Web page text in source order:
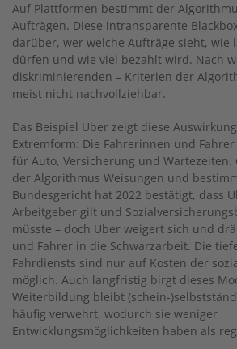
Auf Plattformen bestimmt der
Aufträgen. Diese intransparente
darüber, wer welche Aufträge sieht, wie
dürfen und wie viel bezahlt wird. Nach
diskriminierenden – Kriterien der
meist nicht nachvollziehbar.
Das Beispiel Uber zeigt diese
Extremform: Die Fahrerinnen und
für Auto, Versicherung und
der Algorithmus Weisungen und
Bundesgericht hat 2022 bestätigt, dass
Arbeitgeber gilt und
müsste – doch Uber weigert sich und
und Fahrer in die Schwarzarbeit. Die
Fahrdiensts sind nur auf Kosten der
möglich. Auch langfristig birgt dieses
Weiterbildung bleibt (schein-
häufig verwehrt, wodurch sie weniger
Entwicklungsmöglichkeiten haben als